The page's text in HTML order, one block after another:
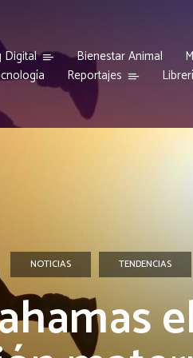
Digital Bienestar Animal
Reportajes
NOTICIAS TENDENCIAS